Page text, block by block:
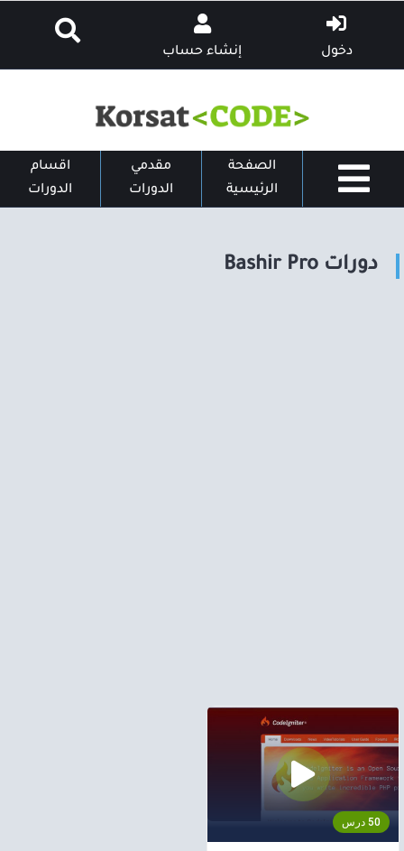
دخول إنشاء حساب
الصفحة
الرئيسية
مقدمي
الدورات
اقسام
الدورات
دورات Bashir Pro
50 درس